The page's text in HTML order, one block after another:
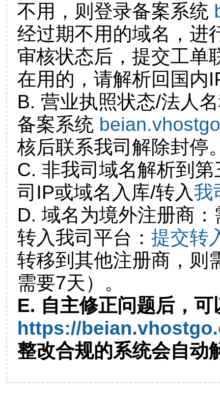
不用，则登录备案系统
经过期不用的域名，进
审核状态后，提交工单
在用的，请解析回国内
B. 营业执照状态/法人
备案系统
核后联系我司解除封停
C. 非我司域名解析到
司IP或域名入库/转入我
D. 域名为境外注册商
转入我司平台： 提交转
转移到其他注册商，则
需要7天）。
E. 自主修正问题后，可
https://
整改合规的系统会自动